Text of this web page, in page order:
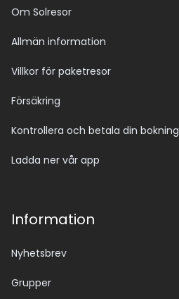
Om Solresor
Allmän information
Villkor för paketresor
Försäkring
Kontrollera och betala din bokning
Ladda ner vår app
Information
Nyhetsbrev
Grupper